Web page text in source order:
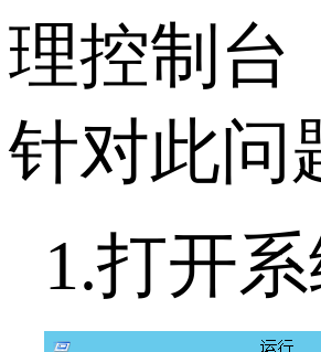
理控制台
针对此问
1.打开